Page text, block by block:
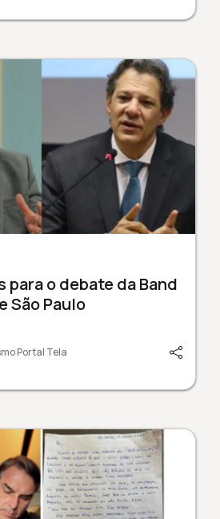
para o debate da Band
São Paulo
Portal Tela